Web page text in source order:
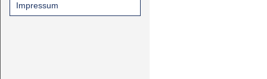
Impressum